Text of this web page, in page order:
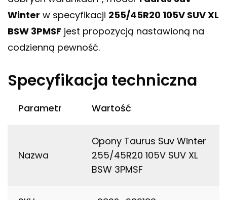
Winter w specyfikacji 255/45R20 105V SUV XL
BSW 3PMSF jest propozycją nastawioną na
codzienną pewność.
Specyfikacja techniczna
Parametr Wartość
Nazwa
Opony Taurus Suv Winter
255/45R20 105V SUV XL
BSW 3PMSF